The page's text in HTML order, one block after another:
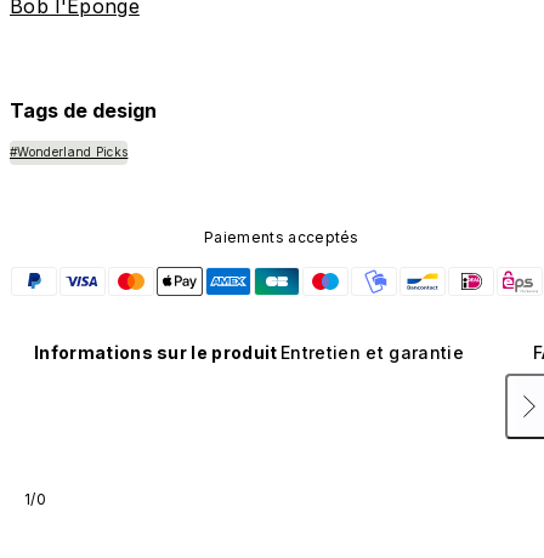
Bob l'Éponge
Tags de design
#Wonderland Picks
Paiements acceptés
Informations sur le produit Entretien et garantie
1/0